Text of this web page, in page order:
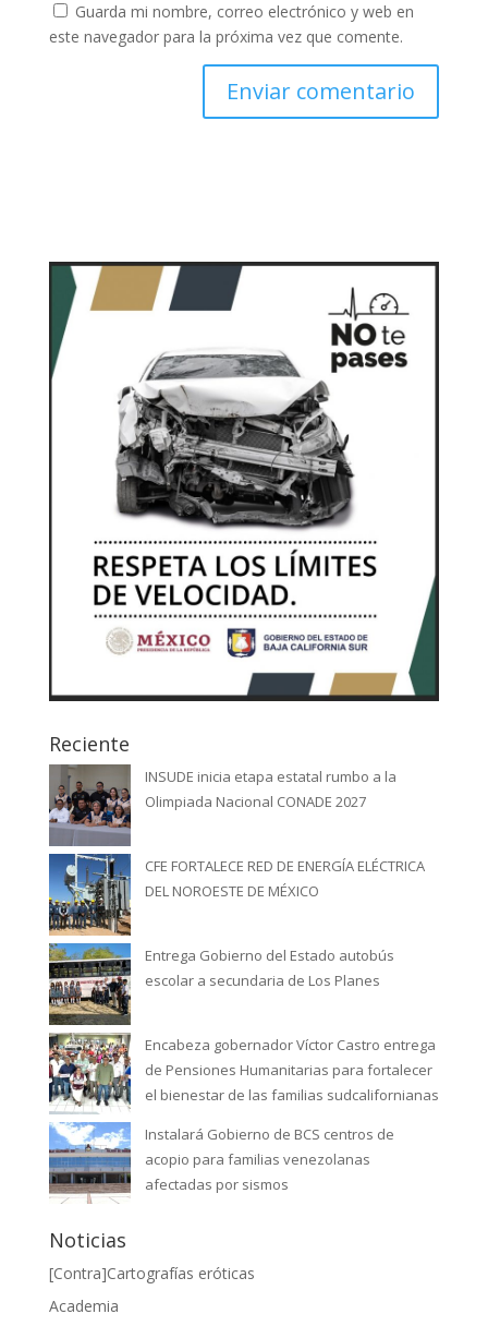
Guarda mi nombre, correo electrónico y web en
este navegador para la próxima vez que comente.
Reciente
INSUDE inicia etapa estatal rumbo a la
Olimpiada Nacional CONADE 2027
CFE FORTALECE RED DE ENERGÍA ELÉCTRICA
DEL NOROESTE DE MÉXICO
Entrega Gobierno del Estado autobús
escolar a secundaria de Los Planes
Encabeza gobernador Víctor Castro entrega
de Pensiones Humanitarias para fortalecer
el bienestar de las familias sudcalifornianas
Instalará Gobierno de BCS centros de
acopio para familias venezolanas
afectadas por sismos
Noticias
[Contra]Cartografías eróticas
Academia